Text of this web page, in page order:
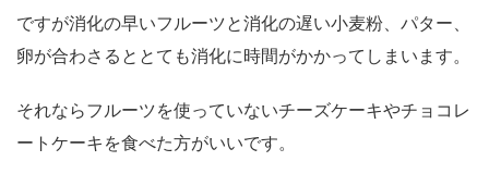
ですが消化の早いフルーツと消化の遅い小麦粉、パター、
卵が合わさるととても消化に時間がかかってしまいます。
それならフルーツを使っていないチーズケーキやチョコレ
ートケーキを食べた方がいいです。